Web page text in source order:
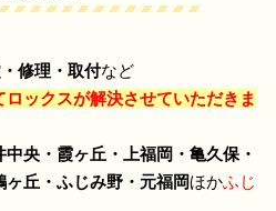
修理・取付など
ックスが解決させていただきま
央・霞ヶ丘・上福岡・亀久保・
丘・ふじみ野・元福岡ほかふじ